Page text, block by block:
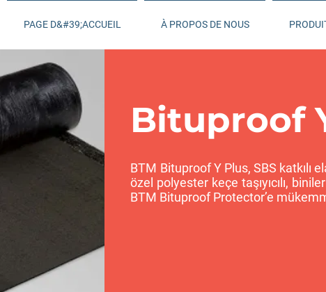
PAGE D&#39;ACCUEIL À PROPOS DE NOUS
Bituproof
BTM Bituproof Y Plus, SBS
özel polyester keçe taşıyıcılı,
BTM Bituproof Protector’e